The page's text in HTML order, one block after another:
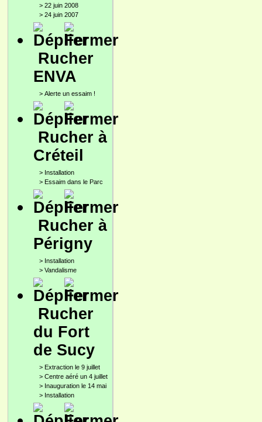
> 22 juin 2008
> 24 juin 2007
Rucher
ENVA
> Alerte un essaim !
Rucher à
Créteil
> Installation
> Essaim dans le Parc
Rucher à
Périgny
> Installation
> Vandalisme
Rucher
du Fort
de Sucy
> Extraction le 9 juillet
> Centre aéré un 4 juillet
> Inauguration le 14 mai
> Installation